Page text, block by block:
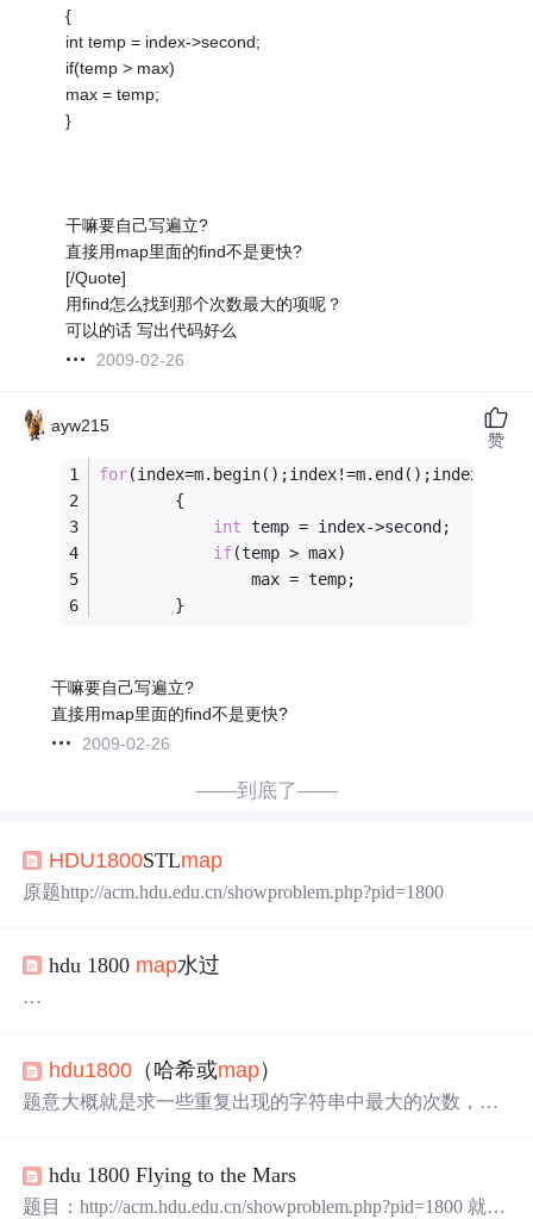
{
int temp = index->second;
if(temp > max)
max = temp;
}
干嘛要自己写遍立?
直接用map里面的find不是更快?
[/Quote]
用find怎么找到那个次数最大的项呢？
可以的话 写出代码好么
2009-02-26
ayw215
for(index=m.begin();index!=m.end();index++)
        {
int temp = index->second;
if(temp > max)
                max = temp;
        }
干嘛要自己写遍立?
直接用map里面的find不是更快?
2009-02-26
赞
——到底了——
HDU1800STLmap
原题http://acm.hdu.edu.cn/showproblem.php?pid=1800
hdu 1800 map水过
#includeusing namespace std; #include<
0]; int main() { //freopen("a.txt","r",stdin); int n; while(sc
hdu1800 （哈希或map）
题意大概就是求一些重复出现的字符串中最大的次数，用
贴个map写法，998ms,760,670还TLE了一次，也是醉了 #in
clude #include #include #include #include #include #include usi
hdu 1800 Flying to the Mars
题目：http://acm.hdu.edu.cn/showproblem.php?pid=1800 就是